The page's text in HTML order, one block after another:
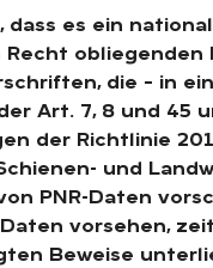
es ein
die – in
Art. 7, 8 und 45
der Richtlinie
und
PNR-Daten
vorsehen,
Beweise